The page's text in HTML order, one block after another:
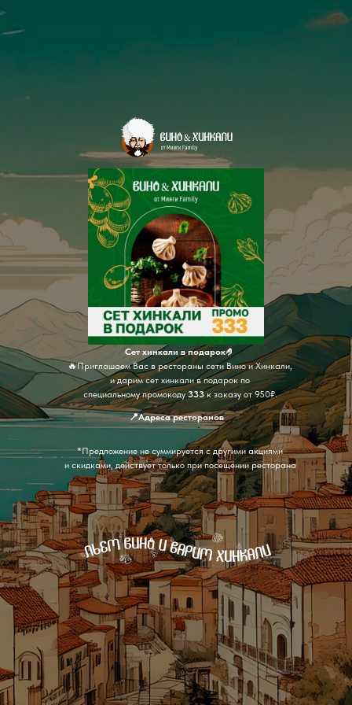
Сет хинкали в подарок🤌
🔥Приглашаем Вас в рестораны сети Вино и Хинкали,
и дарим сет хинкали в подарок по
специальному промокоду 333к заказу от 950₽.
*Предложение не суммируется с другими акциями
и скидками, действует только при посещении ресторана
📍Адреса ресторанов